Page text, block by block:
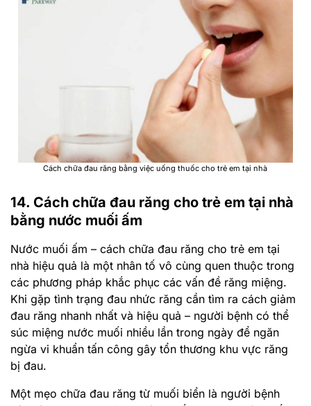
Cách chữa đau răng bằng việc uống thuốc cho trẻ em tại nhà
14. Cách chữa đau răng cho trẻ em tại nhà
bằng nước muối ấm
Nước muối ấm – cách chữa đau răng cho trẻ em tại
nhà hiệu quả là một nhân tố vô cùng quen thuộc trong
các phương pháp khắc phục các vấn đề răng miệng.
Khi gặp tình trạng đau nhức răng cần tìm ra cách giảm
đau răng nhanh nhất và hiệu quả – người bệnh có thể
súc miệng nước muối nhiều lần trong ngày để ngăn
ngừa vi khuẩn tấn công gây tổn thương khu vực răng
bị đau.
Một mẹo chữa đau răng từ muối biển là người bệnh